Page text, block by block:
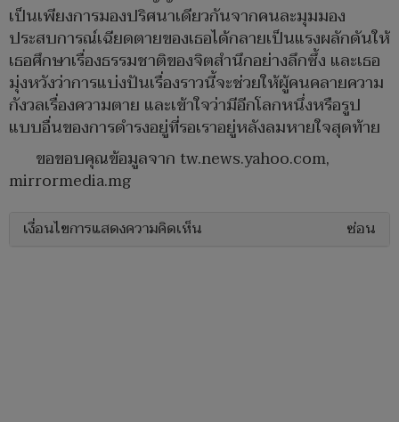
เป็นเพียงการมองปริศนาเดียวกันจากคนละมุมมอง
ประสบการณ์เฉียดตายของเธอได้กลายเป็นแรงผลักดันให้
เธอศึกษาเรื่องธรรมชาติของจิตสำนึกอย่างลึกซึ้ง และเธอ
มุ่งหวังว่าการแบ่งปันเรื่องราวนี้จะช่วยให้ผู้คนคลายความ
กังวลเรื่องความตาย และเข้าใจว่ามีอีกโลกหนึ่งหรือรูป
แบบอื่นของการดำรงอยู่ที่รอเราอยู่หลังลมหายใจสุดท้าย
ขอขอบคุณข้อมูลจาก tw.news.yahoo.com,
mirrormedia.mg
เงื่อนไขการแสดงความคิดเห็น ซ่อน